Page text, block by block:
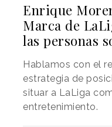
Enrique
Marca de
las personas
Hablamos con el
estrategia de
situar a LaLiga
entretenimiento.